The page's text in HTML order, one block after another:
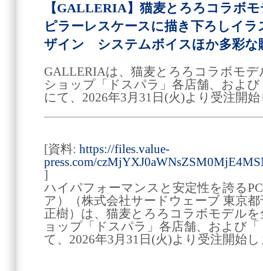
【GALLERIA】猫麦とろろコラボ
ピラーレスケースに描き下ろしイ
ザイン システムボイスほか多彩な
GALLERIAは、猫麦とろろコラボモ
ショップ「ドスパラ」各店舗、およ
にて、2026年3月31日(火)より受注開
[資料: https://files.value-
press.com/
]
ハイパフォーマンスと安定性を誇る
ア）（株式会社サードウェーブ 東京
正樹）は、猫麦とろろコラボモデル
ョップ「ドスパラ」各店舗、および
て、2026年3月31日(火)より受注開始